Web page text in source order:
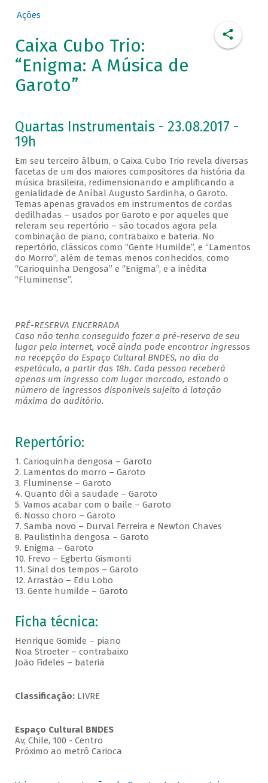
Ações
Caixa Cubo Trio:
“Enigma: A Música de
Garoto”
Quartas Instrumentais - 23.08.2017 -
19h
Em seu terceiro álbum, o Caixa Cubo Trio revela diversas
facetas de um dos maiores compositores da história da
música brasileira, redimensionando e amplificando a
genialidade de Aníbal Augusto Sardinha, o Garoto.
Temas apenas gravados em instrumentos de cordas
dedilhadas – usados por Garoto e por aqueles que
releram seu repertório – são tocados agora pela
combinação de piano, contrabaixo e bateria. No
repertório, clássicos como “Gente Humilde”, e “Lamentos
do Morro”, além de temas menos conhecidos, como
“Carioquinha Dengosa” e “Enigma”, e a inédita
“Fluminense”.
PRÉ-RESERVA ENCERRADA
Caso não tenha conseguido fazer a pré-reserva de seu
lugar pela internet, você ainda pode encontrar ingressos
na recepção do Espaço Cultural BNDES, no dia do
espetáculo, a partir das 18h. Cada pessoa receberá
apenas um ingresso com lugar marcado, estando o
número de ingressos disponíveis sujeito à lotação
máxima do auditório.
Repertório:
1. Carioquinha dengosa – Garoto
2. Lamentos do morro – Garoto
3. Fluminense – Garoto
4. Quanto dói a saudade – Garoto
5. Vamos acabar com o baile – Garoto
6. Nosso choro – Garoto
7. Samba novo – Durval Ferreira e Newton Chaves
8. Paulistinha dengosa – Garoto
9. Enigma – Garoto
10. Frevo – Egberto Gismonti
11. Sinal dos tempos – Garoto
12. Arrastão – Edu Lobo
13. Gente humilde – Garoto
Ficha técnica:
Henrique Gomide – piano
Noa Stroeter – contrabaixo
João Fideles – bateria
Classificação:LIVRE
Espaço Cultural BNDES
Av, Chile, 100 - Centro
Próximo ao metrô Carioca